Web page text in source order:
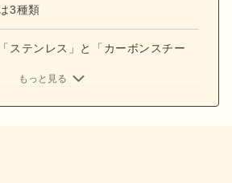
3種類
ステンレス」と「カーボンスチー
もっと見る